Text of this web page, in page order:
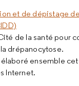
et de dépistage
de la santé pour
drépanocytose.
ensemble
Internet.